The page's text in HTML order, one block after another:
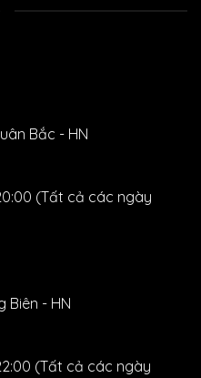
Bắc - HN
(Tất cả các ngày
Biên - HN
(Tất cả các ngày